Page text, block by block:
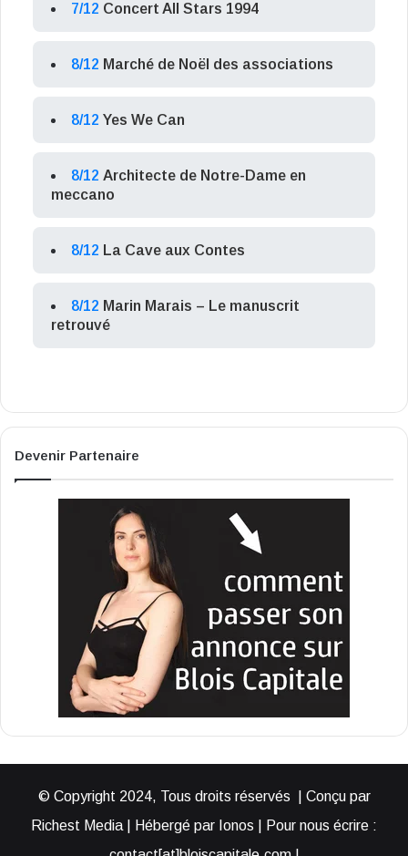
7/12 Concert All Stars 1994
8/12 Marché de Noël des associations
8/12 Yes We Can
8/12 Architecte de Notre-Dame en
meccano
8/12 La Cave aux Contes
8/12 Marin Marais – Le manuscrit
retrouvé
Devenir Partenaire
© Copyright 2024, Tous droits réservés | Conçu par
Richest Media | Hébergé par Ionos | Pour nous écrire :